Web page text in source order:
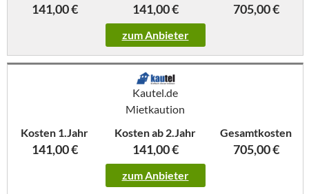
141,00 € 141,00 € 705,00 €
zum Anbieter
Kautel.de
Mietkaution
Kosten 1.Jahr
141,00 €
Kosten ab 2.Jahr
141,00 €
Gesamtkosten
705,00 €
zum Anbieter